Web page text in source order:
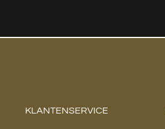
KLANTENSERVICE